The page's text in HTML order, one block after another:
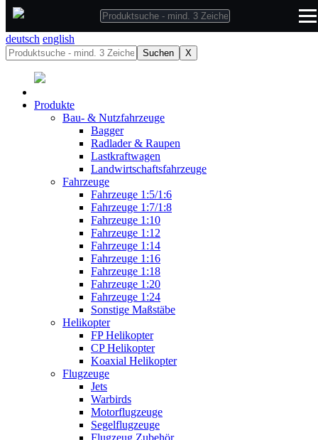
deutsch english
Suchen X
Produkte
Bau- & Nutzfahrzeuge
Bagger
Radlader & Raupen
Lastkraftwagen
Landwirtschaftsfahrzeuge
Fahrzeuge
Fahrzeuge 1:5/1:6
Fahrzeuge 1:7/1:8
Fahrzeuge 1:10
Fahrzeuge 1:12
Fahrzeuge 1:14
Fahrzeuge 1:16
Fahrzeuge 1:18
Fahrzeuge 1:20
Fahrzeuge 1:24
Sonstige Maßstäbe
Helikopter
FP Helikopter
CP Helikopter
Koaxial Helikopter
Flugzeuge
Jets
Warbirds
Motorflugzeuge
Segelflugzeuge
Flugzeug Zubehör